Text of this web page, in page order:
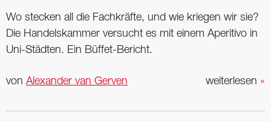
Wo stecken all die Fachkräfte, und wie kriegen wir sie?
Die Handelskammer versucht es mit einem Aperitivo in
Uni-Städten. Ein Büffet-Bericht.
weiterlesen »
von Alexander van Gerven